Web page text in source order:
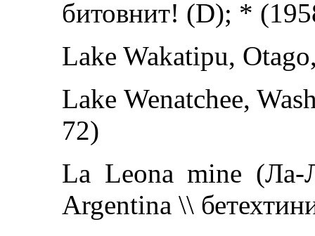
битовнит! (D); *
Lake Wakatipu,
Lake Wenatchee,
72)
La Leona mine (Ла-
Argentina \\